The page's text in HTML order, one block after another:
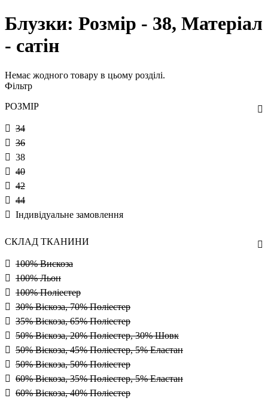
Блузки: Розмір - 38, Матеріал
- сатін
Немає жодного товару в цьому розділі.
Фільтр
РОЗМІР
34
36
38
40
42
44
Індивідуальне замовлення
СКЛАД ТКАНИНИ
100% Вискоза
100% Льон
100% Поліестер
30% Віскоза, 70% Поліестер
35% Віскоза, 65% Поліестер
50% Віскоза, 20% Поліестер, 30% Шовк
50% Віскоза, 45% Поліестер, 5% Еластан
50% Віскоза, 50% Поліестер
60% Віскоза, 35% Поліестер, 5% Еластан
60% Віскоза, 40% Поліестер